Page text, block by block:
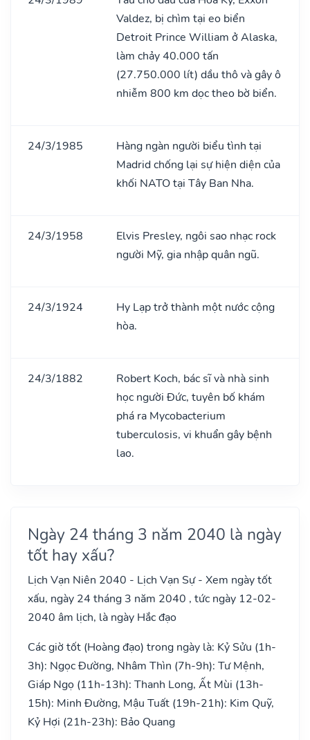
Valdez, bị chìm tại eo biển
Detroit Prince William ở Alaska,
làm chảy 40.000 tấn
(27.750.000 lít) dầu thô và gây ô
nhiễm 800 km dọc theo bờ biển.
24/3/1985
Hàng ngàn người biểu tình tại
Madrid chống lại sự hiện diện của
khối NATO tại Tây Ban Nha.
24/3/1958
Elvis Presley, ngôi sao nhạc rock
người Mỹ, gia nhập quân ngũ.
24/3/1924
Hy Lạp trở thành một nước cộng
hòa.
24/3/1882
Robert Koch, bác sĩ và nhà sinh
học người Đức, tuyên bố khám
phá ra Mycobacterium
tuberculosis, vi khuẩn gây bệnh
lao.
Ngày 24 tháng 3 năm 2040 là ngày
tốt hay xấu?
Lịch Vạn Niên 2040 - Lịch Vạn Sự - Xem ngày tốt
xấu, ngày 24 tháng 3 năm 2040 , tức ngày 12-02-
2040 âm lịch, là ngày Hắc đạo
Các giờ tốt (Hoàng đạo) trong ngày là: Kỷ Sửu (1h-
3h): Ngọc Đường, Nhâm Thìn (7h-9h): Tư Mệnh,
Giáp Ngọ (11h-13h): Thanh Long, Ất Mùi (13h-
15h): Minh Đường, Mậu Tuất (19h-21h): Kim Quỹ,
Kỷ Hợi (21h-23h): Bảo Quang